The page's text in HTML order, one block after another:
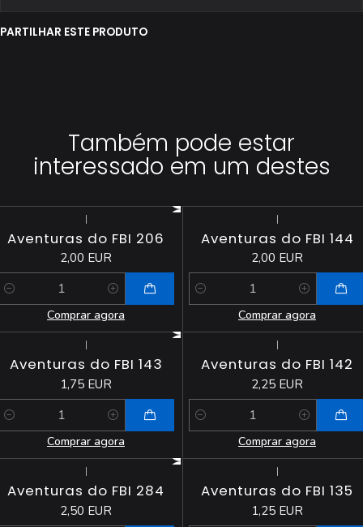
PARTILHAR ESTE PRODUTO
Também pode estar
interessado em um destes
|
Aventuras do FBI 206
2,00 EUR
Comprar agora
|
Aventuras do FBI 144
2,00 EUR
Quantidade
Comprar agora
|
Aventuras do FBI 143
1,75 EUR
Comprar agora
|
Aventuras do FBI 142
2,25 EUR
Quantidade
Comprar agora
|
Aventuras do FBI 284
2,50 EUR
|
Aventuras do FBI 135
1,25 EUR